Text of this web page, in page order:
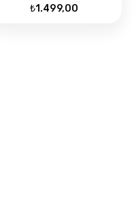
₺1.499,00